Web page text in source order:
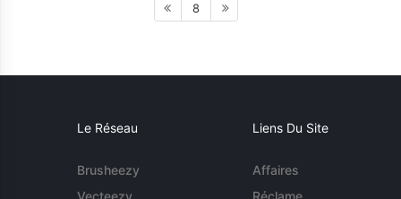
8
Le Réseau
Brusheezy
Vecteezy
Liens Du Site
Affaires
Réclame